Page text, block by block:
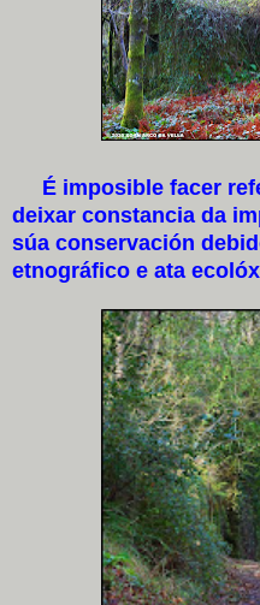
É imposible facer
deixar constancia da
súa conservación
etnográfico e ata